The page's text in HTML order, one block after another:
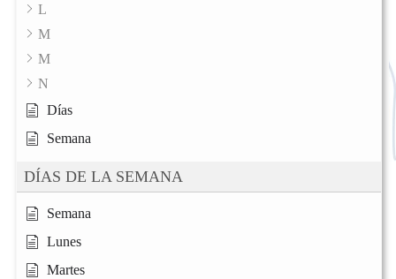
L
M
M
N
Días
Semana
DÍAS DE LA SEMANA
Semana
Lunes
Martes